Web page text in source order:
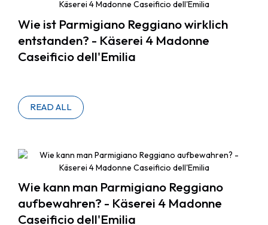
Wie ist Parmigiano Reggiano wirklich
entstanden? - Käserei 4 Madonne
Caseificio dell'Emilia
READ ALL
Wie kann man Parmigiano Reggiano
aufbewahren? - Käserei 4 Madonne
Caseificio dell'Emilia